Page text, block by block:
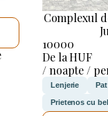
Complexul
10000
De la HUF
/ noapte /
Lenjerie
Prietenos cu